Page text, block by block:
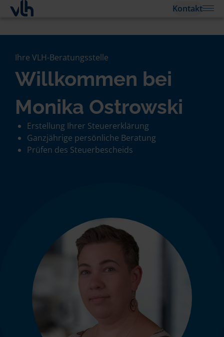
Kontakt
Ihre VLH-Beratungsstelle
Willkommen bei
Monika Ostrowski
Erstellung Ihrer Steuererklärung
Ganzjährige persönliche Beratung
Prüfen des Steuerbescheids